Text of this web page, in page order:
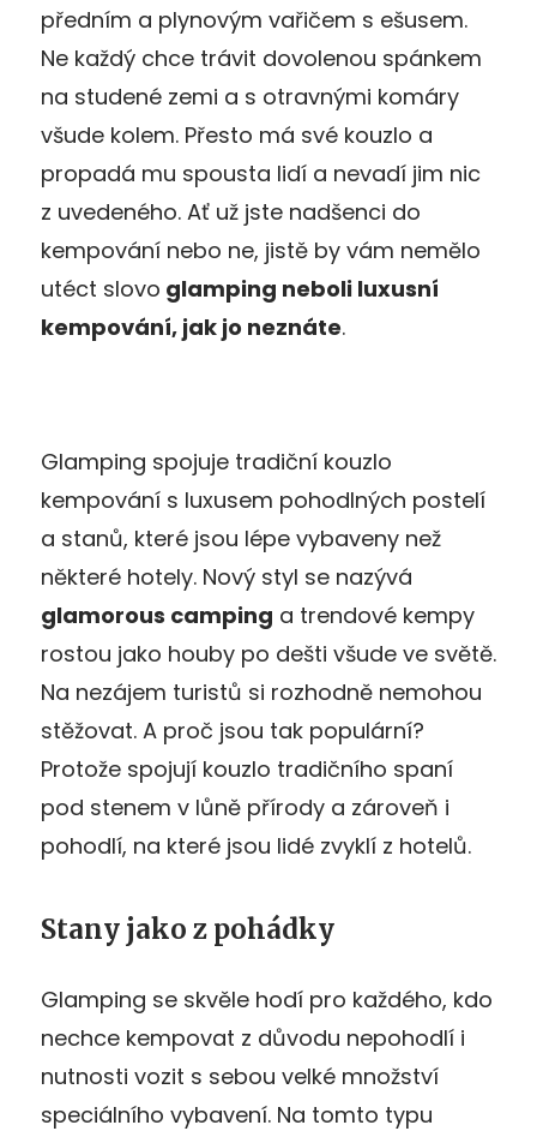
předním a plynovým vařičem s ešusem.
Ne každý chce trávit dovolenou spánkem
na studené zemi a s otravnými komáry
všude kolem. Přesto má své kouzlo a
propadá mu spousta lidí a nevadí jim nic
z uvedeného. Ať už jste nadšenci do
kempování nebo ne, jistě by vám nemělo
utéct slovo glamping neboli luxusní
kempování, jak jo neznáte.
Glamping spojuje tradiční kouzlo
kempování s luxusem pohodlných postelí
a stanů, které jsou lépe vybaveny než
některé hotely. Nový styl se nazývá
glamorous camping a trendové kempy
rostou jako houby po dešti všude ve světě.
Na nezájem turistů si rozhodně nemohou
stěžovat. A proč jsou tak populární?
Protože spojují kouzlo tradičního spaní
pod stenem v lůně přírody a zároveň i
pohodlí, na které jsou lidé zvyklí z hotelů.
Stany jako z pohádky
Glamping se skvěle hodí pro každého, kdo
nechce kempovat z důvodu nepohodlí i
nutnosti vozit s sebou velké množství
speciálního vybavení. Na tomto typu